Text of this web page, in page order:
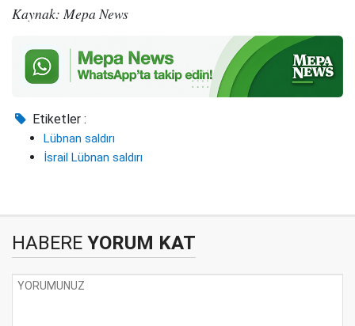
Kaynak: Mepa News
Etiketler :
Lübnan saldırı
İsrail Lübnan saldırı
HABERE YORUM KAT